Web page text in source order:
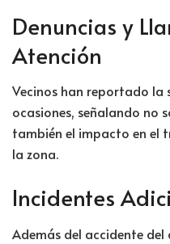
Denuncias y
Atención
Vecinos han reportado la
ocasiones, señalando no
también el impacto en el
la zona.
Incidentes
Además del accidente